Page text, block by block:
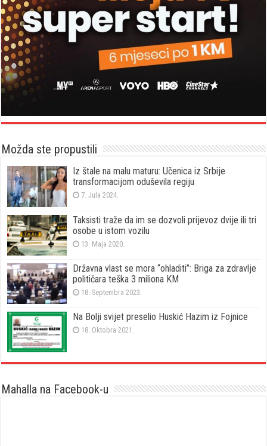
Možda ste propustili
Iz štale na malu maturu: Učenica iz Srbije
transformacijom oduševila regiju
7. Jula 2024.
Taksisti traže da im se dozvoli prijevoz dvije ili tri
osobe u istom vozilu
13. Maja 2020.
Državna vlast se mora “ohladiti”: Briga za zdravlje
političara teška 3 miliona KM
18. Septembra 2023.
Na Bolji svijet preselio Huskić Hazim iz Fojnice
18. Oktobra 2021.
Mahalla na Facebook-u